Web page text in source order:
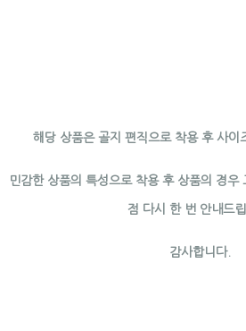
해당 상품은 골지 편직으로 착용 후 사이
민감한 상품의 특성으로 착용 후 상품의 경
점 다시 한 번 안내드
감사합니다.